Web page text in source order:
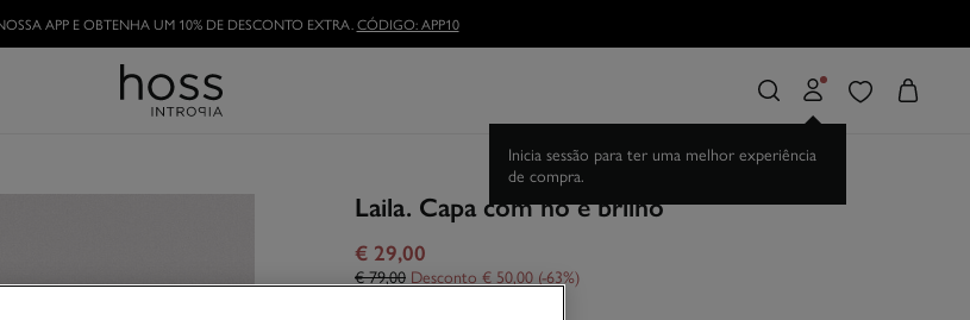
TORNE-SE HOSSLOVERE APROVEITE AS VANTAGENS
Laila. Capa com nó e brilho
€ 29,00
€ 79,00 Desconto € 50,00 63